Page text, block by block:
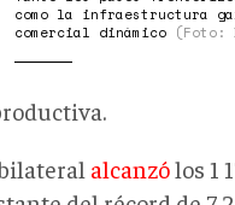
como la infraestructura
comercial dinámico (Foto:
alcanzólos 1